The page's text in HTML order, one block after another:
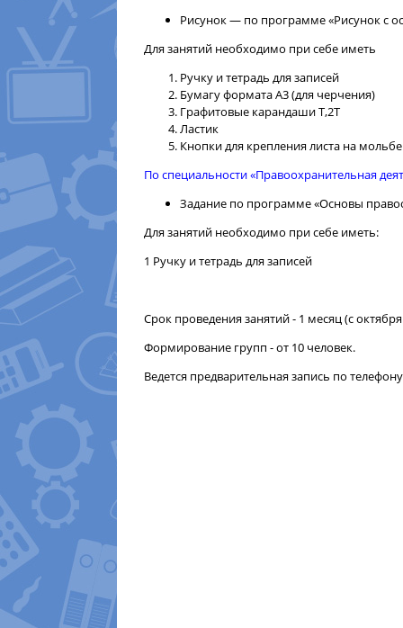
Рисунок — по программе «Рисунок с
Для занятий необходимо при себе иметь
Ручку и тетрадь для записей
Бумагу формата А3 (для черчения)
Графитовые карандаши Т,2Т
Ластик
Кнопки для крепления листа на
По специальности «Правоохранительная
Задание по программе «Основы
Для занятий необходимо при себе иметь:
1 Ручку и тетрадь для записей
Срок проведения занятий - 1 месяц (с
Формирование групп - от 10 человек.
Ведется предварительная запись по